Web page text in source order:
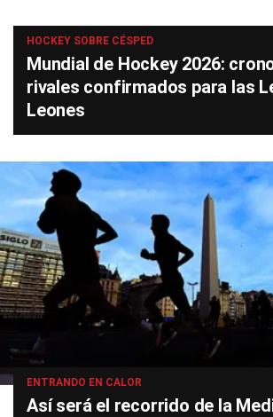
HOCKEY SOBRE CÉSPED
Mundial de Hockey 2026:
rivales confirmados para las
Leones
ENTRANDO EN CALOR
Así será el recorrido de la